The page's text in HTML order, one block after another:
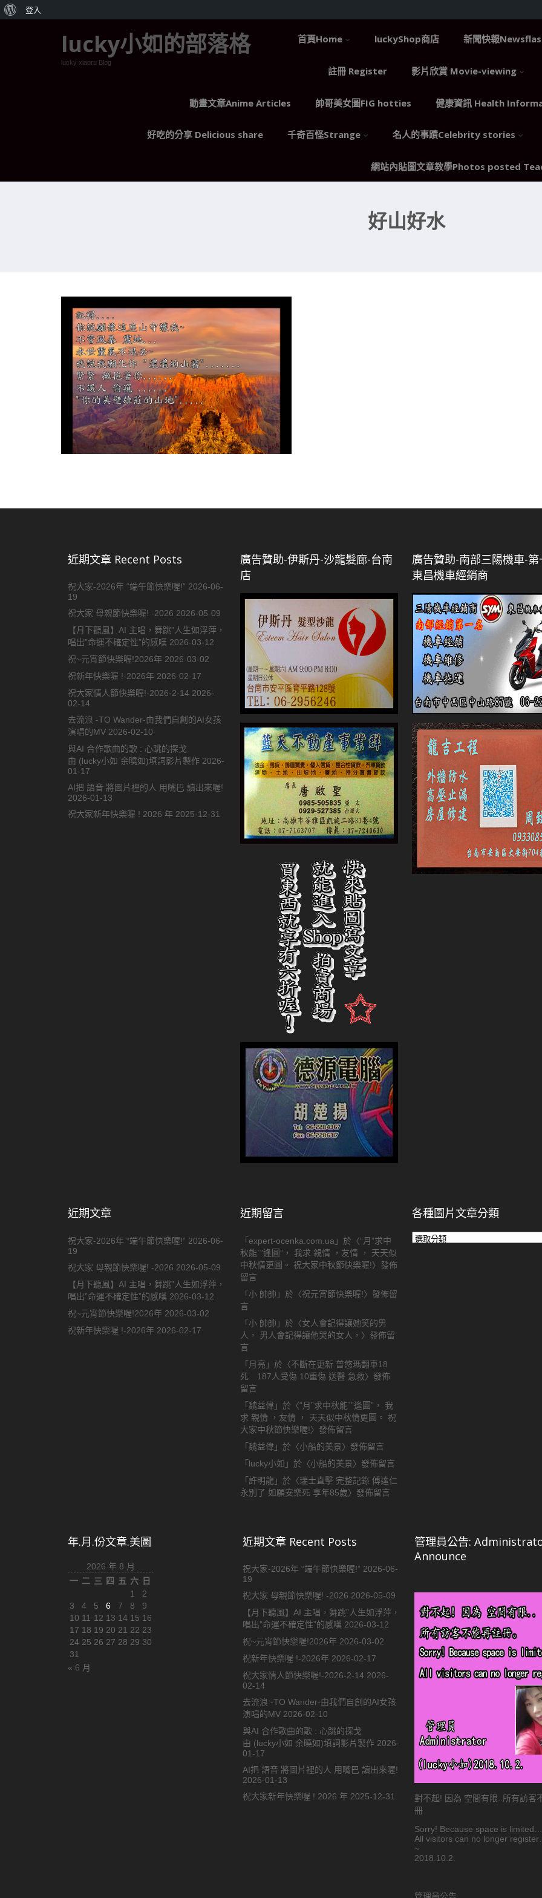
lucky小如的部落格
lucky xiaoru Blog
首頁Home luckyShop商店 新聞快報
註冊 Register 影片欣賞 Movie-viewing
動畫文章Anime Articles 帥哥美女圖FIG hotties 健康資訊 Health
好吃的分享 Delicious share 千奇百怪Strange 名人的事蹟Celebrity stories
網站內貼圖文章教學Photos posted
好山好水
近期文章 Recent Posts
祝大家-2026年 “端午節快樂喔!” 2026-06-
19
祝大家 母親節快樂喔! -2026 2026-05-09
【月下聽風】AI 主唱，舞跳”人生如浮萍，
唱出”命運不確定性”的感嘆 2026-03-12
祝~元宵節快樂喔!2026年 2026-03-02
祝新年快樂喔 !-2026年 2026-02-17
祝大家情人節快樂喔!-2026-2-14 2026-
02-14
去流浪 -TO Wander-由我們自創的AI女孩
演唱的MV 2026-02-10
與AI 合作歌曲的歌 : 心跳的探戈
由 (lucky小如 余曉如)填詞影片製作 2026-
01-17
AI把 語音 將圖片裡的人 用嘴巴 讀出來喔!
2026-01-13
祝大家新年快樂喔 ! 2026 年 2025-12-31
廣告贊助-伊斯丹-沙龍髮廊-台南
店
廣告贊助-南部三陽機車-第
東昌機車經銷商
近期文章
祝大家-2026年 “端午節快樂喔!” 2026-06-
19
祝大家 母親節快樂喔! -2026 2026-05-09
【月下聽風】AI 主唱，舞跳”人生如浮萍，
唱出”命運不確定性”的感嘆 2026-03-12
祝~元宵節快樂喔!2026年 2026-03-02
祝新年快樂喔 !-2026年 2026-02-17
近期留言
「expert-ocenka.com.ua 」於〈“月”求中
秋能`”逢圓”， 我求 親情 ，友情 ， 天天似
中秋情更圓。 祝大家中秋節快樂喔!〉發佈
留言
「小 帥帥 」於〈祝元宵節快樂喔!〉發佈留
言
「小 帥帥 」於〈女人會記得讓她笑的男
人， 男人會記得讓他哭的女人， 〉發佈留
言
「月亮 」於〈不斷在更新 普悠瑪翻車18
死 187人受傷 10重傷 送醫 急救〉發佈
留言
「魏益偉 」於〈“月”求中秋能`”逢圓”， 我
求 親情 ，友情 ， 天天似中秋情更圓。 祝
大家中秋節快樂喔!〉發佈留言
「魏益偉 」於〈小船的美景〉發佈留言
「lucky小如 」於〈小船的美景〉發佈留言
「許明龍 」於〈瑞士直擊 完整記錄 傅達仁
永別了 如願安樂死 享年85歲〉發佈留言
各種圖片文章分類
各
年.月.份文章.美圖
2026 年 8 月
一 二 三 四 五 六
日
1
2
3
4 5 6 7 8
9
10 11 12 13 14 15 16
17 18 19 20 21 22 23
24 25 26 27 28 29 30
31
« 6 月
近期文章 Recent Posts
祝大家-2026年 “端午節快樂喔!” 2026-06-
19
祝大家 母親節快樂喔! -2026 2026-05-09
【月下聽風】AI 主唱，舞跳”人生如浮萍，
唱出”命運不確定性”的感嘆 2026-03-12
祝~元宵節快樂喔!2026年 2026-03-02
祝新年快樂喔 !-2026年 2026-02-17
祝大家情人節快樂喔!-2026-2-14 2026-
02-14
去流浪 -TO Wander-由我們自創的AI女孩
演唱的MV 2026-02-10
與AI 合作歌曲的歌 : 心跳的探戈
由 (lucky小如 余曉如)填詞影片製作 2026-
01-17
AI把 語音 將圖片裡的人 用嘴巴 讀出來喔!
2026-01-13
祝大家新年快樂喔 ! 2026 年 2025-12-31
管理員公告:
Announce
對不起! 因為 空間有限..所有訪客
冊
Sorry! Because space is
All visitors can no longer
~
2018.10.2.
登入